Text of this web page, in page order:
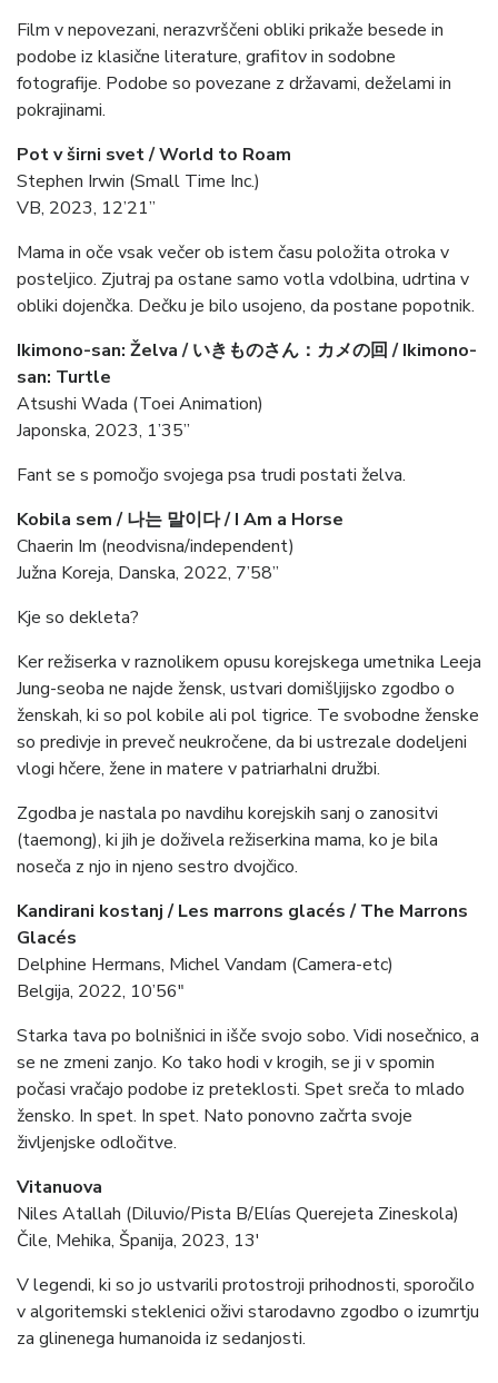
Film v nepovezani, nerazvrščeni obliki prikaže besede in
podobe iz klasične literature, grafitov in sodobne
fotografije. Podobe so povezane z državami, deželami in
pokrajinami.
Pot v širni svet / World to Roam
Stephen Irwin (Small Time Inc.)
VB, 2023, 12’21”
Mama in oče vsak večer ob istem času položita otroka v
posteljico. Zjutraj pa ostane samo votla vdolbina, udrtina v
obliki dojenčka. Dečku je bilo usojeno, da postane popotnik.
Ikimono-san: Želva / いきものさん：カメの回 / Ikimono-
san: Turtle
Atsushi Wada (Toei Animation)
Japonska, 2023, 1’35”
Fant se s pomočjo svojega psa trudi postati želva.
Kobila sem / 나는 말이다 / I Am a Horse
Chaerin Im (neodvisna/independent)
Južna Koreja, Danska, 2022, 7’58”
Kje so dekleta?
Ker režiserka v raznolikem opusu korejskega umetnika Leeja
Jung-seoba ne najde žensk, ustvari domišljijsko zgodbo o
ženskah, ki so pol kobile ali pol tigrice. Te svobodne ženske
so predivje in preveč neukročene, da bi ustrezale dodeljeni
vlogi hčere, žene in matere v patriarhalni družbi.
Zgodba je nastala po navdihu korejskih sanj o zanositvi
(taemong), ki jih je doživela režiserkina mama, ko je bila
noseča z njo in njeno sestro dvojčico.
Kandirani kostanj / Les marrons glacés / The Marrons
Glacés
Delphine Hermans, Michel Vandam (Camera-etc)
Belgija, 2022, 10’56″
Starka tava po bolnišnici in išče svojo sobo. Vidi nosečnico, a
se ne zmeni zanjo. Ko tako hodi v krogih, se ji v spomin
počasi vračajo podobe iz preteklosti. Spet sreča to mlado
žensko. In spet. In spet. Nato ponovno začrta svoje
življenjske odločitve.
Vitanuova
Niles Atallah (Diluvio/Pista B/Elías Querejeta Zineskola)
Čile, Mehika, Španija, 2023, 13′
V legendi, ki so jo ustvarili protostroji prihodnosti, sporočilo
v algoritemski steklenici oživi starodavno zgodbo o izumrtju
za glinenega humanoida iz sedanjosti.